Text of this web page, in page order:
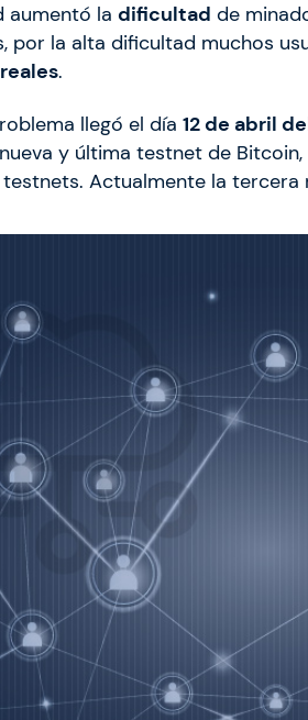
aumentó la dificultad de
por la alta dificultad muchos
reales.
llegó el día 12 de abril
y última testnet de Bitcoin,
Actualmente la tercera